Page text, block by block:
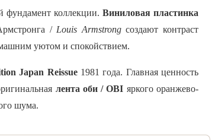
фундамент коллекции. Виниловая пластинка
/ Louis Armstrongсоздают контраст
уютом и спокойствием.
Japan Reissue1981 года. Главная ценность
лента оби / OBI яркого оранжево-
шума.